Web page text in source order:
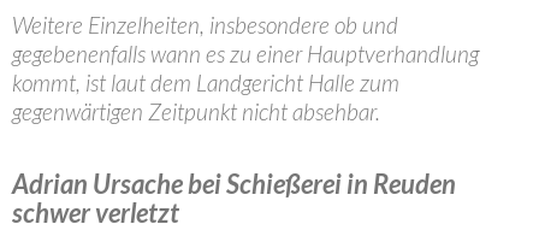
Weitere Einzelheiten, insbesondere ob und
gegebenenfalls wann es zu einer Hauptverhandlung
kommt, ist laut dem Landgericht Halle zum
gegenwärtigen Zeitpunkt nicht absehbar.
Adrian Ursache bei Schießerei in Reuden
schwer verletzt